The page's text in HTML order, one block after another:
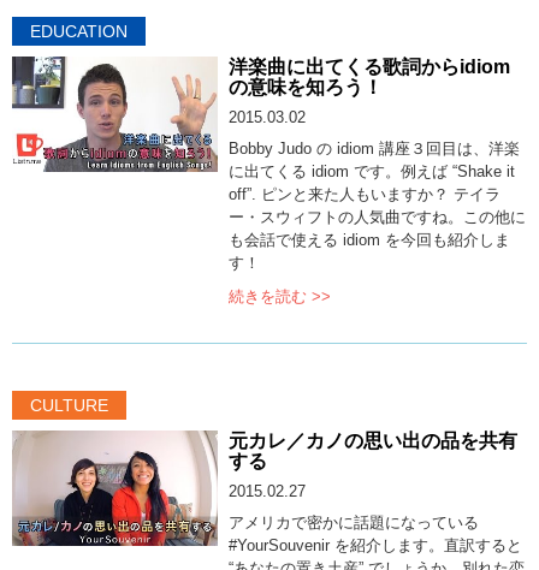
EDUCATION
洋楽曲に出てくる歌詞からidiom
の意味を知ろう！
2015.03.02
Bobby Judo の idiom 講座３回目は、洋楽
に出てくる idiom です。例えば “Shake it
off”. ピンと来た人もいますか？ テイラ
ー・スウィフトの人気曲ですね。この他に
も会話で使える idiom を今回も紹介しま
す！
続きを読む >>
CULTURE
元カレ／カノの思い出の品を共有
する
2015.02.27
アメリカで密かに話題になっている
#YourSouvenir を紹介します。直訳すると